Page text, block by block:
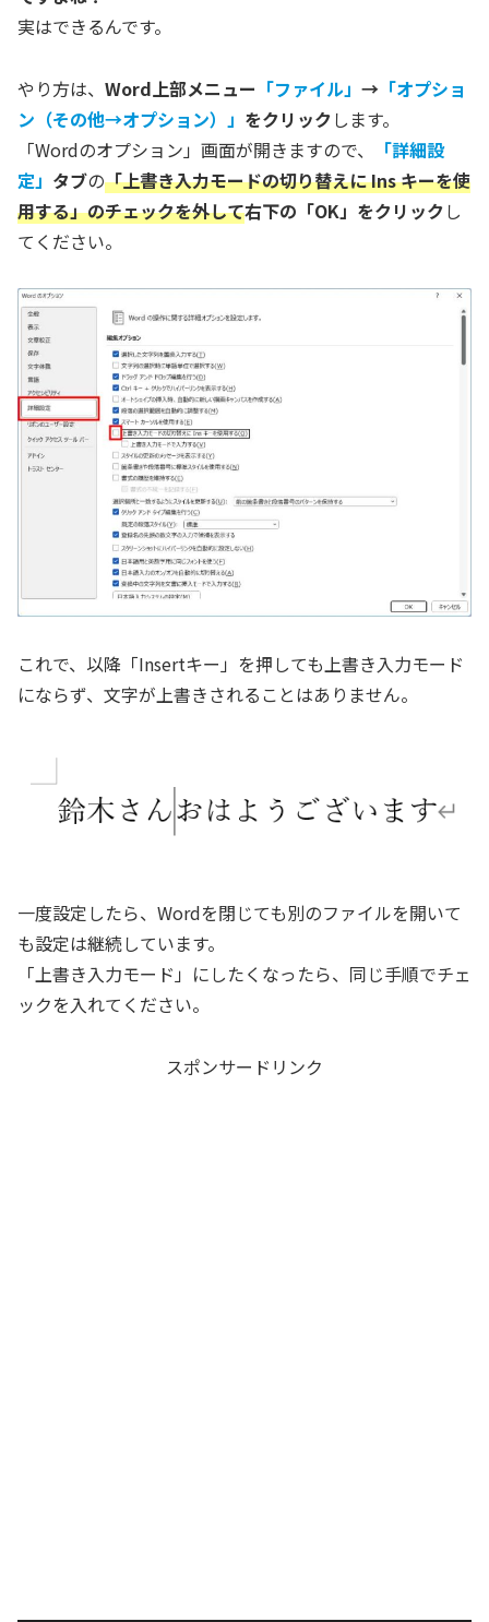
実はできるんです。
やり方は、 Word上部メニュー 「ファイル」 → 「オプショ
ン（その他→オプション）」 をクリックします。
「Wordのオプション」画面が開きますので、
「詳細設
定」 タブの「上書き入力モードの切り替えに Ins キーを使
用する」のチェックを外して右下の「OK」をクリックし
てください。
これで、以降「Insertキー」を押しても上書き入力モード
にならず、文字が上書きされることはありません。
一度設定したら、Wordを閉じても別のファイルを開いて
も設定は継続しています。
「上書き入力モード」にしたくなったら、同じ手順でチェ
ックを入れてください。
スポンサードリンク